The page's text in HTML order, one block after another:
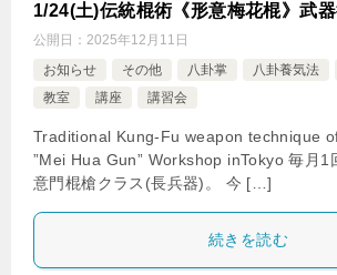
1/24(土)伝統棍術《形意梅花棍》武
公開日： 2025年12月11日
お知らせ
その他 八卦掌 八卦養気法
教室
講座 講習会
Traditional Kung-Fu weapon technique
”Mei Hua Gun” Workshop inTokyo 毎月1
意門棍槍クラス(長兵器)。 今 […]
続きを読む